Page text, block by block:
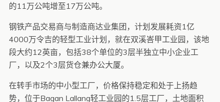
的11万公吨增至17万公吨。
钢铁产品交易商与制造商达业集团，计划发展耗资1亿
4000万令吉的轻型工业计划，就在双溪峇甲工业园，该地
段大约12英亩，包括38个单位的3层半独立中小企业工
厂，以及2个3层货仓兼办公大厦。
在转手市场的中小型工厂，价格保持稳定和处于上扬趋
势，位于Bagan Lallang轻工业园的1.5层工厂，土地面积